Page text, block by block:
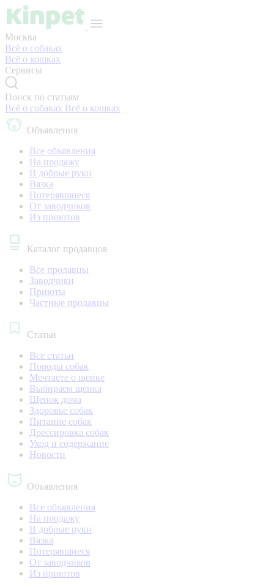
Москва
Всё о собаках
Всё о кошках
Сервисы
Поиск по статьям
Всё о собаках Всё о кошках
Объявления
Все объявления
На продажу
В добрые руки
Вязка
Потерявшиеся
От заводчиков
Из приютов
Каталог продавцов
Все продавцы
Заводчики
Приюты
Частные продавцы
Статьи
Все статьи
Породы собак
Мечтаете о щенке
Выбираем щенка
Щенок дома
Здоровье собак
Питание собак
Дрессировка собак
Уход и содержание
Новости
Объявления
Все объявления
На продажу
В добрые руки
Вязка
Потерявшиеся
От заводчиков
Из приютов